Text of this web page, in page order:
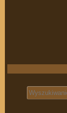
Search for: